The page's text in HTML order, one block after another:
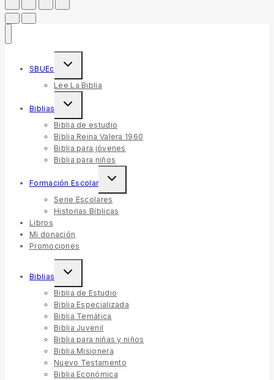
SBUEc
Toggle
menu
Lee La Biblia
Biblias
Toggle
menu
Biblia de estudio
Biblia Reina Valera 1960
Biblia para jóvenes
Biblia para niños
Formación Escolar
Toggle
menu
Serie Escolares
Historias Bíblicas
Libros
Mi donación
Promociones
Biblias
Toggle
menu
Biblia de Estudio
Biblia Especializada
Biblia Temática
Biblia Juvenil
Biblia para niñas y niños
Biblia Misionera
Nuevo Testamento
Biblia Económica